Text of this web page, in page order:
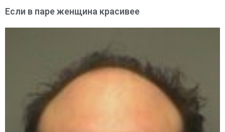
Если в паре женщина красивее